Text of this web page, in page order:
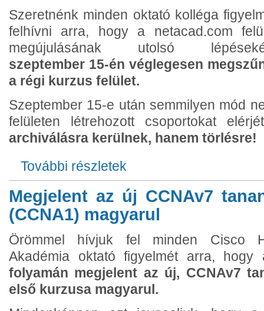
Szeretnénk minden oktató kolléga
felhívni arra, hogy a netacad.com
megújulásának utolsó
szeptember 15-én véglegesen
a régi kurzus felület.
Szeptember 15-e után semmilyen mód
felületen létrehozott csoportokat
archiválásra kerülnek, hanem törlésre!
További részletek
Megjelent az új CCNAv7
(CCNA1) magyarul
Örömmel hívjuk fel minden Cisco
Akadémia oktató figyelmét arra, hogy
folyamán megjelent az új, CCNAv7
első kurzusa magyarul.